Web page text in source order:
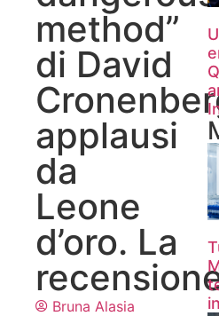
method”
di David
applausi
da
Leone
d’oro. La
Bruna Alasia